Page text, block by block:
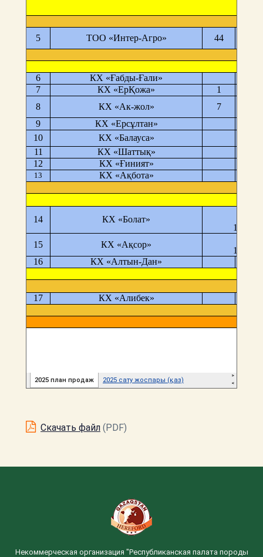
Скачать файл (PDF)
Некоммерческая организация "Республиканская палата породы